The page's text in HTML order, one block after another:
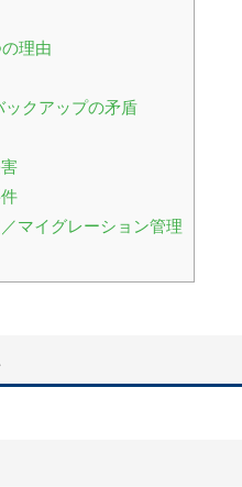
理由
クアップの矛盾
マイグレーション管理